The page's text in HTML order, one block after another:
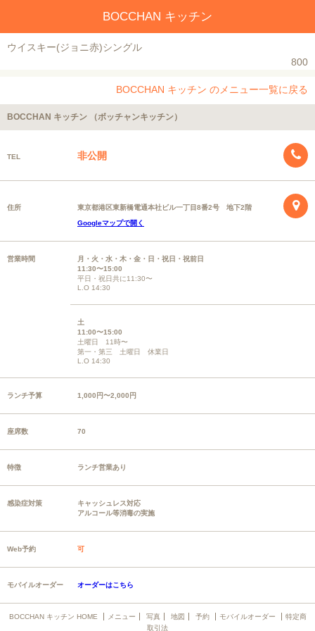
BOCCHAN キッチン
ウイスキー(ジョニ赤)シングル
800
BOCCHAN キッチン のメニュー一覧に戻る
BOCCHAN キッチン （ボッチャンキッチン）
TEL 非公開
住所
東京都港区東新橋電通本社ビル一丁目8番2号 地下2階
Googleマップで開く
営業時間
月・火・水・木・金・日・祝日・祝前日
11:30〜15:00
平日・祝日共に11:30〜
L.O 14:30
土
11:00〜15:00
土曜日 11時〜
第一・第三 土曜日 休業日
L.O 14:30
ランチ予算 1,000円〜2,000円
座席数 70
特徴 ランチ営業あり
感染症対策
キャッシュレス対応
アルコール等消毒の実施
Web予約 可
モバイルオーダー オーダーはこちら
BOCCHAN キッチン HOME メニュー 写真 地図 予約 モバイルオーダー
特定商
取引法